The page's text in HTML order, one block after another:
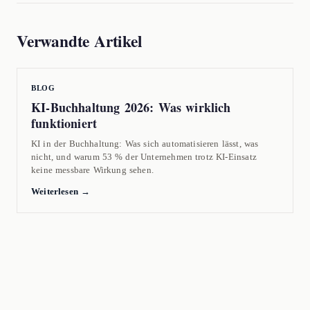
Verwandte Artikel
BLOG
KI-Buchhaltung 2026: Was wirklich
funktioniert
KI in der Buchhaltung: Was sich automatisieren lässt, was
nicht, und warum 53 % der Unternehmen trotz KI-Einsatz
keine messbare Wirkung sehen.
Weiterlesen →